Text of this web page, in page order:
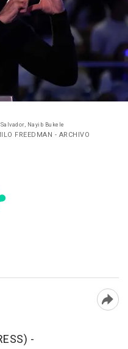
Nayib Bukele
FREEDMAN - ARCHIVO
-